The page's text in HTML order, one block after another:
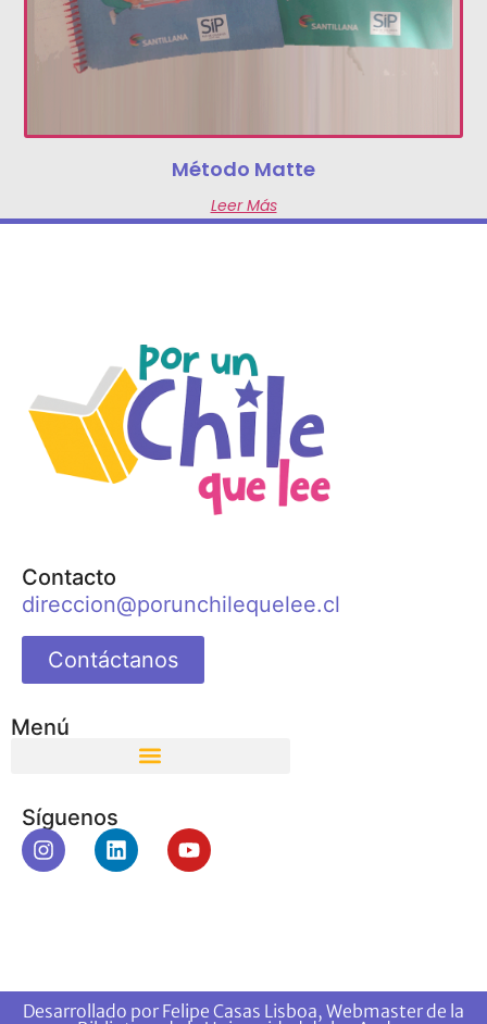
Método Matte
Leer Más
Contacto
direccion@porunchilequelee.cl
Contáctanos
Menú
Síguenos
Desarrollado por Felipe Casas Lisboa, Webmaster de la